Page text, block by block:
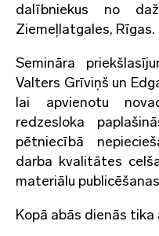
dalībniekus no
Ziemeļlatgales, Rīgas.
Semināra
Valters Grīviņš un
lai apvienotu
redzesloka
pētniecībā
darba kvalitātes
materiālu
Kopā abās dienās